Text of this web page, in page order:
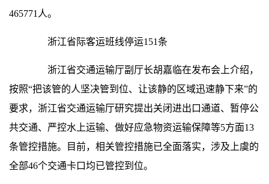
465771人。
浙江省际客运班线停运151条
浙江省交通运输厅副厅长胡嘉临在发布会上介绍，
按照“把该管的人坚决管到位、让该静的区域迅速静下来”的
要求，浙江省交通运输厅研究提出关闭进出口通道、暂停公
共交通、严控水上运输、做好应急物资运输保障等5方面13
条管控措施。目前，相关管控措施已全面落实，涉及上虞的
全部46个交通卡口均已管控到位。